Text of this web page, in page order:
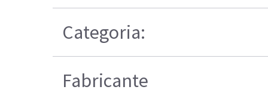
Categoria:
Fabricante